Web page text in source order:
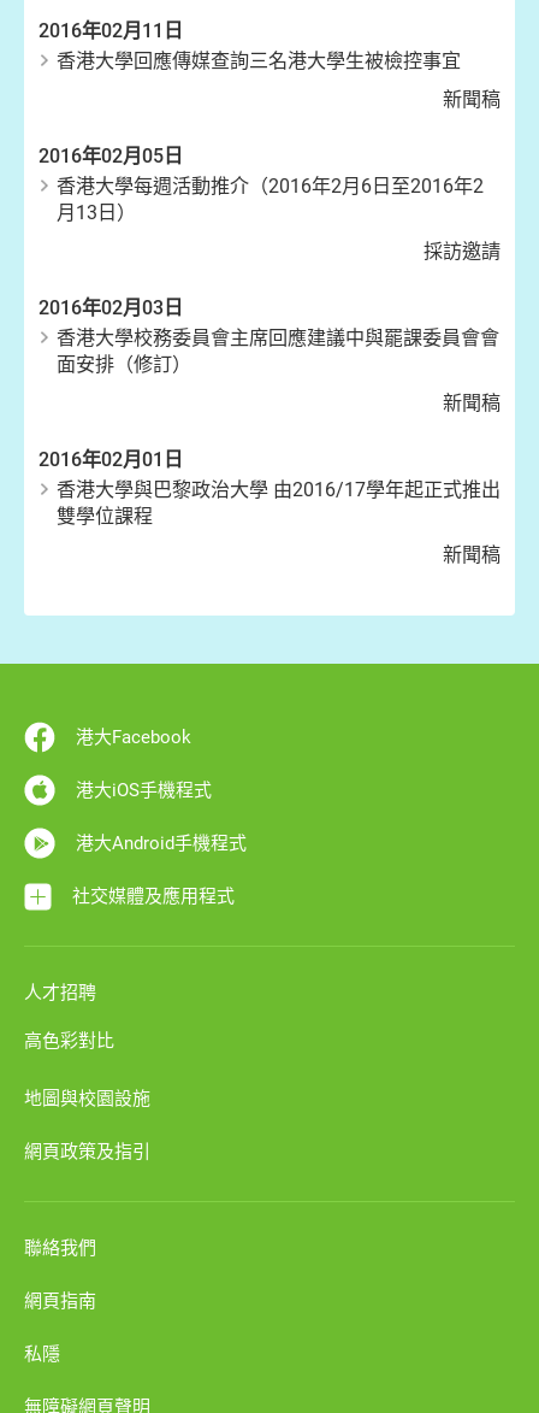
2016年02月11日
香港大學回應傳媒查詢三名港大學生被檢控事宜
新聞稿
2016年02月05日
香港大學每週活動推介（2016年2月6日至2016年2
月13日）
採訪邀請
2016年02月03日
香港大學校務委員會主席回應建議中與罷課委員會會
面安排（修訂）
新聞稿
2016年02月01日
香港大學與巴黎政治大學 由2016/17學年起正式推出
雙學位課程
新聞稿
港大Facebook
港大iOS手機程式
港大Android手機程式
社交媒體及應用程式
人才招聘
高色彩對比
地圖與校園設施
網頁政策及指引
聯絡我們
網頁指南
私隱
無障礙網頁聲明